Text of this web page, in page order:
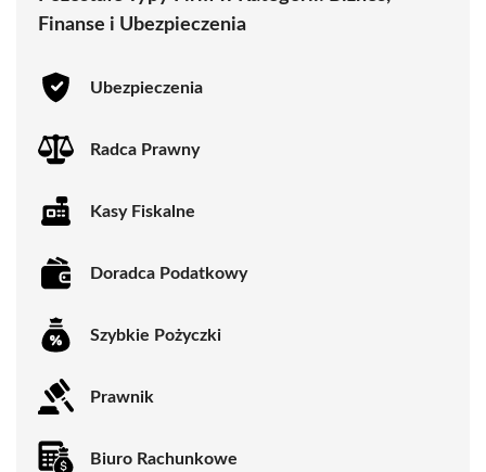
Finanse i Ubezpieczenia
Ubezpieczenia
Radca Prawny
Kasy Fiskalne
Doradca Podatkowy
Szybkie Pożyczki
Prawnik
Biuro Rachunkowe